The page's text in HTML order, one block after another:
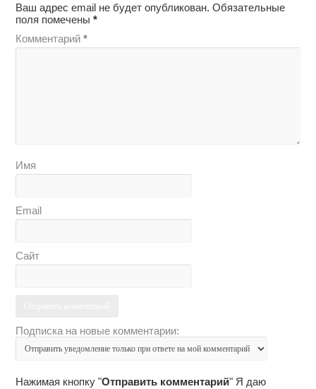
Ваш адрес email не будет опубликован. Обязательные
поля помечены*
Комментарий*
Имя
Email
Сайт
Подписка на новые комментарии:
Нажимая кнопку "Отправить комментарий" Я даю